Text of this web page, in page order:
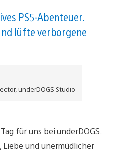
PS5-Abenteuer.
lüfte verborgene
underDOGS Studio
für uns bei underDOGS.
Liebe und unermüdlicher